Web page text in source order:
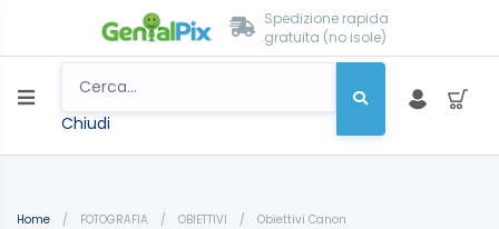
Spedizione rapida
gratuita (no isole)
Chiudi
Home / FOTOGRAFIA / OBIETTIVI / Obiettivi Canon